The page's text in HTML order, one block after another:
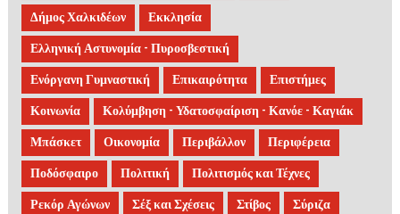
Δήμος Χαλκιδέων Εκκλησία
Ελληνική Αστυνομία - Πυροσβεστική
Ενόργανη Γυμναστική Επικαιρότητα Επιστήμες
Κοινωνία Κολύμβηση - Υδατοσφαίριση - Κανόε - Καγιάκ
Μπάσκετ Οικονομία Περιβάλλον Περιφέρεια
Ποδόσφαιρο Πολιτική Πολιτισμός και Τέχνες
Ρεκόρ Αγώνων Σέξ και Σχέσεις Στίβος Σύριζα